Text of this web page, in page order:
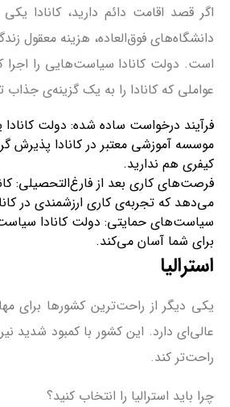
اگر قصد اقامت دائم دارید،
دانشگاه‌های فوق‌العاده، هزینه معقول
است. دولت کانادا سیاست‌هایی را اجرا
عواملی که کانادا را به یک گزینه‌ی جذاب
فرآیند درخواست ساده شده: دولت
موسسه آموزشی معتبر در کانادا پذیرش
کیفری هم ندارید.
می‌دهد که تجربه‌ی کاری ارزشمندی در
سیاست‌های حمایتی: دولت کانادا
برای شما آسان می‌کند.
استرالیا
یکی دیگر از راحت‌ترین کشورها برای
عالی‌ای دارد. این کشور با کمبود شدید
راحت‌تر کند.
چرا باید استرالیا را انتخاب کنید؟